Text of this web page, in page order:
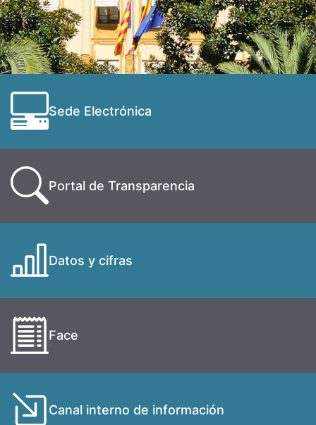
Sede Electrónica
Portal de Transparencia
Datos y cifras
Face
Canal interno de información